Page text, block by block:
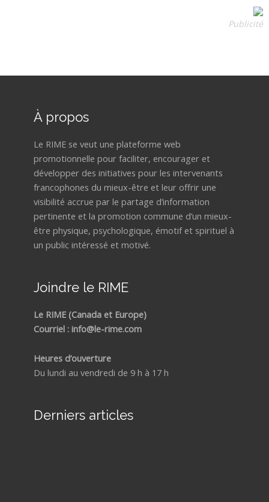
Publicité
À propos
Le RIME se veut une plateforme web
promotionnelle pour faciliter, encourager et
développer des initiatives pour les intervenants
francophones du mieux-être et leur offrir une
visibilité accrue par le partage d’information
pertinente et la promotion commune d’un mieux-
être physique, psychologique, émotif et spirituel à
un public intéressé et motivé.
Joindre le RIME
Le RIME (Canada et Europe)
Courriel : info@le-rime.com
Heures d’ouverture
Du lundi au vendredi de 9 h à 17 h
Derniers articles